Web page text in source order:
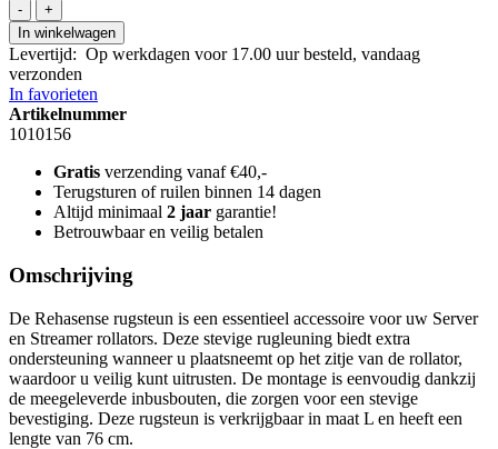
-
+
In winkelwagen
Levertijd: Op werkdagen voor 17.00 uur besteld, vandaag
verzonden
In favorieten
Artikelnummer
1010156
Gratis verzending vanaf €40,-
Terugsturen of ruilen binnen 14 dagen
Altijd minimaal 2 jaar garantie!
Betrouwbaar en veilig betalen
Omschrijving
De Rehasense rugsteun is een essentieel accessoire voor uw Server
en Streamer rollators. Deze stevige rugleuning biedt extra
ondersteuning wanneer u plaatsneemt op het zitje van de rollator,
waardoor u veilig kunt uitrusten. De montage is eenvoudig dankzij
de meegeleverde inbusbouten, die zorgen voor een stevige
bevestiging. Deze rugsteun is verkrijgbaar in maat L en heeft een
lengte van 76 cm.